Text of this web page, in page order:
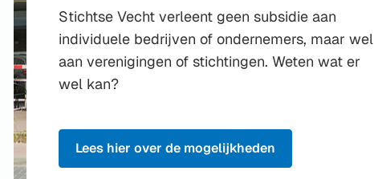
Stichtse Vecht verleent geen subsidie aan
individuele bedrijven of ondernemers, maar wel
aan verenigingen of stichtingen. Weten wat er
wel kan?
Lees hier over de mogelijkheden